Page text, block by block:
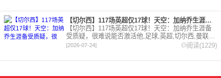
【切尔西】117场英超仅17球！天空：加纳乔生涯备受质疑，很
【切尔西】117场英超仅17球！天空：加纳乔生涯备
受质疑，很难说能否激活他,足球,英超,切尔西,曼联,
阿斯顿维拉。欢迎收藏本站，24小时为你更新最新的
[2026-07-24] 阅读(1229)